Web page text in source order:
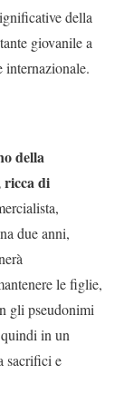
della
giovanile a
internazionale.
della
ricca di
due anni,
le figlie,
gli pseudonimi
in un
sacrifici e